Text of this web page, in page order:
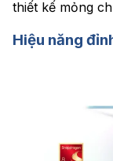
thiết kế mỏng
Hiệu năng